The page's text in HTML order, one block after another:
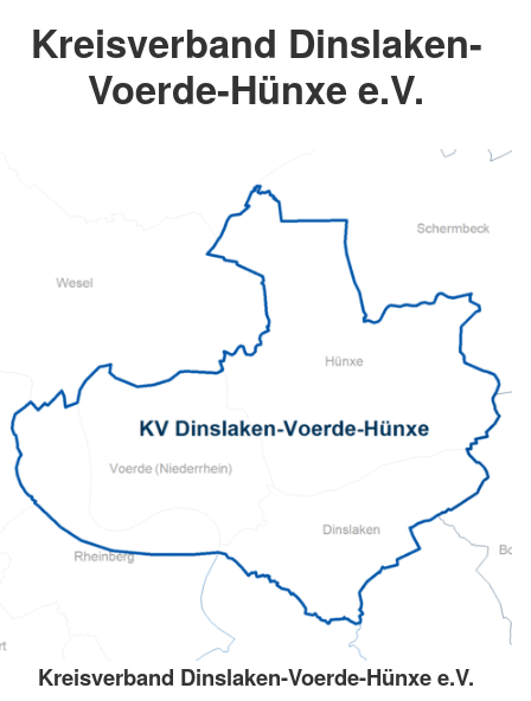
Kreisverband Dinslaken-
Voerde-Hünxe e.V.
Kreisverband Dinslaken-Voerde-Hünxe e.V.